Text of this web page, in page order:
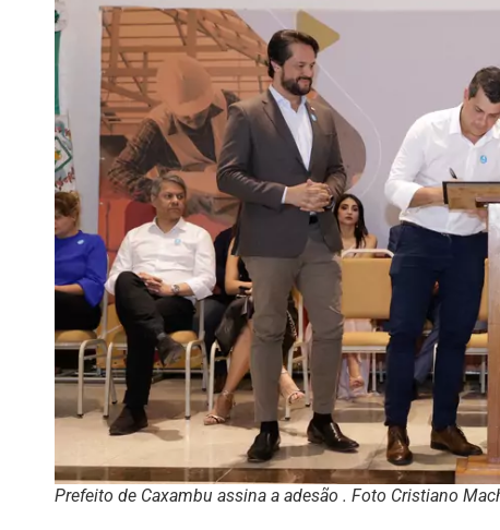
Prefeito de Caxambu assina a adesão . Foto Cristiano